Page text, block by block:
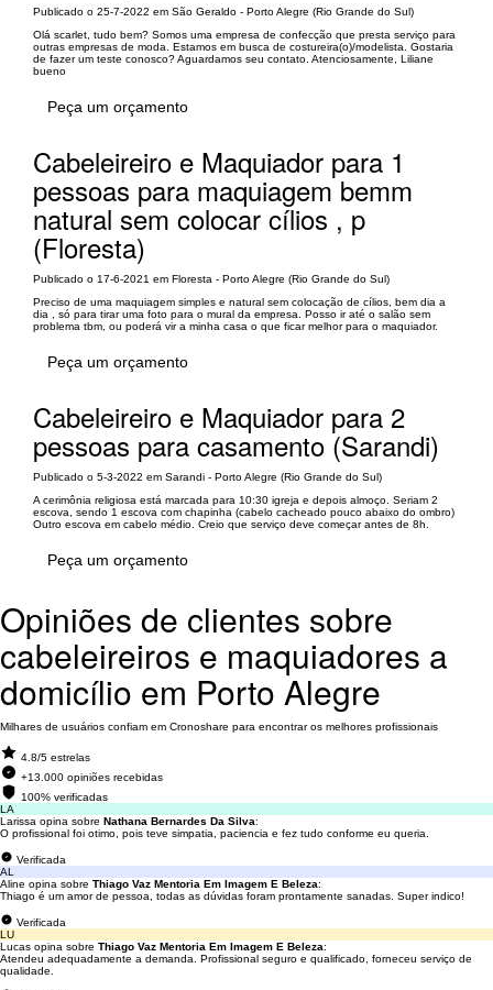
Publicado o 25-7-2022 em São Geraldo - Porto Alegre (Rio Grande do Sul)
Olá scarlet, tudo bem? Somos uma empresa de confecção que presta serviço para
outras empresas de moda. Estamos em busca de costureira(o)/modelista. Gostaria
de fazer um teste conosco? Aguardamos seu contato. Atenciosamente, Liliane
bueno
Peça um orçamento
Cabeleireiro e Maquiador para 1
pessoas para maquiagem bemm
natural sem colocar cílios , p
(Floresta)
Publicado o 17-6-2021 em Floresta - Porto Alegre (Rio Grande do Sul)
Preciso de uma maquiagem simples e natural sem colocação de cílios, bem dia a
dia , só para tirar uma foto para o mural da empresa. Posso ir até o salão sem
problema tbm, ou poderá vir a minha casa o que ficar melhor para o maquiador.
Peça um orçamento
Cabeleireiro e Maquiador para 2
pessoas para casamento (Sarandi)
Publicado o 5-3-2022 em Sarandi - Porto Alegre (Rio Grande do Sul)
A cerimônia religiosa está marcada para 10:30 igreja e depois almoço. Seriam 2
escova, sendo 1 escova com chapinha (cabelo cacheado pouco abaixo do ombro)
Outro escova em cabelo médio. Creio que serviço deve começar antes de 8h.
Peça um orçamento
Opiniões de clientes sobre
cabeleireiros e maquiadores a
domicílio em Porto Alegre
Milhares de usuários confiam em Cronoshare para encontrar os melhores profissionais
4.8/5 estrelas
+13.000 opiniões recebidas
100% verificadas
LA
Larissa opina sobre Nathana Bernardes Da Silva:
O profissional foi otimo, pois teve simpatia, paciencia e fez tudo conforme eu queria.
Verificada
AL
Aline opina sobre Thiago Vaz Mentoria Em Imagem E Beleza:
Thiago é um amor de pessoa, todas as dúvidas foram prontamente sanadas. Super indico!
Verificada
LU
Lucas opina sobre Thiago Vaz Mentoria Em Imagem E Beleza:
Atendeu adequadamente a demanda. Profissional seguro e qualificado, forneceu serviço de
qualidade.